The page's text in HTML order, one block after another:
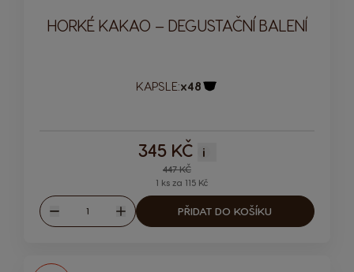
HORKÉ KAKAO – DEGUSTAČNÍ BALENÍ
KAPSLE:x48
Regular Price
447 KČ
345 KČ i
1 ks za 115 Kč
Množství
Zvýšit
PŘIDAT DO KOŠÍKU